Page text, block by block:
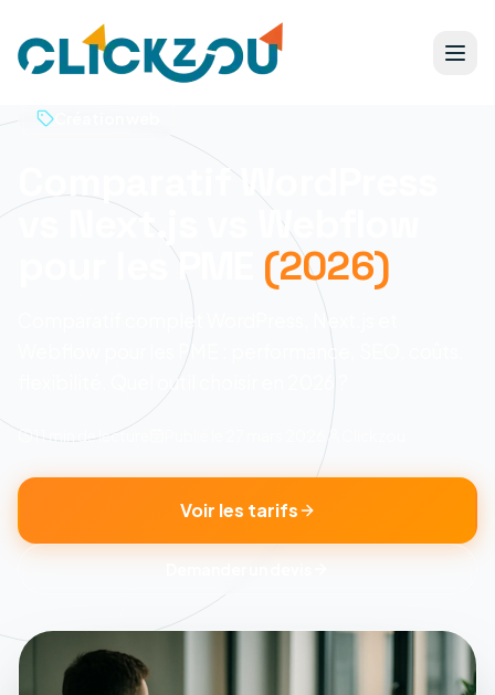
Comparatif WordPress
vs Next.js vs Webflow
pour les PME
(2026)
Comparatif complet WordPress, Next.js et
Webflow pour les PME : performance, SEO, coûts,
flexibilité. Quel outil choisir en 2026 ?
11 min de lecture
Voir les tarifs